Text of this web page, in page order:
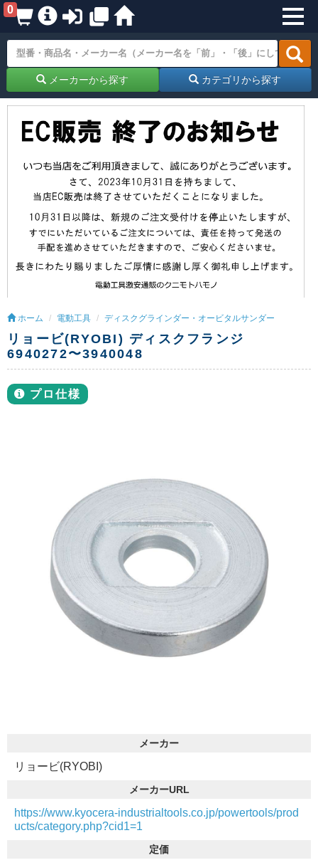
0
メーカーから探す カテゴリから探す
ホーム 電動工具 ディスクグラインダー・オービタルサンダー
リョービ(RYOBI) ディスクフランジ
6940272〜3940048
プロ仕様
メーカー
リョービ(RYOBI)
メーカーURL
https://www.kyocera-industrialtools.co.jp/powertools/prod
ucts/category.php?cid1=1
定価